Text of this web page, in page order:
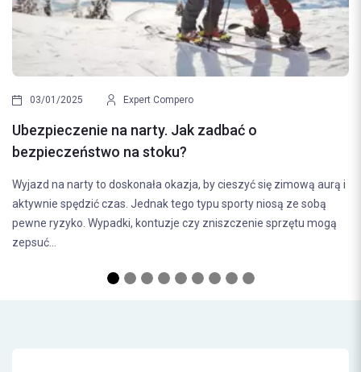
Compero
Jak zadbać o
stoku?
okazja, by cieszyć się zimową aurą i
tego typu sporty niosą ze sobą
czy zniszczenie sprzętu mogą
30/12/2024 Expert
czy zastanawiamy się